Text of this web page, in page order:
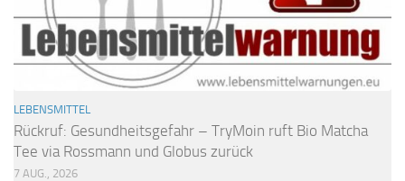
LEBENSMITTEL
Rückruf: Gesundheitsgefahr – TryMoin ruft Bio Matcha
Tee via Rossmann und Globus zurück
7 AUG., 2026